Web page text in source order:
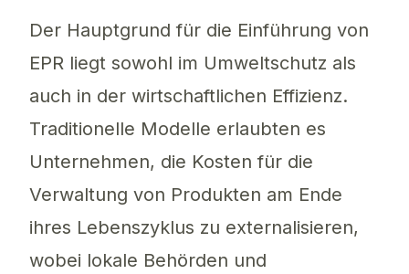
Der Hauptgrund für die Einführung von
EPR liegt sowohl im Umweltschutz als
auch in der wirtschaftlichen Effizienz.
Traditionelle Modelle erlaubten es
Unternehmen, die Kosten für die
Verwaltung von Produkten am Ende
ihres Lebenszyklus zu externalisieren,
wobei lokale Behörden und